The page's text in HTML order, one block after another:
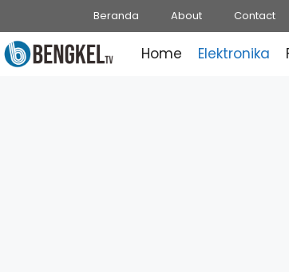
Beranda About Contact
Home Elektronika